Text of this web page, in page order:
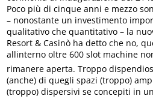
Poco più di cinque anni e mezzo
– nonostante un investimento
qualitativo che quantitativo – la
Resort & Casinò ha detto che no,
allinterno oltre 600 slot machine
rimanere aperta. Troppo
(anche) di quegli spazi (troppo)
(troppo) dispersivi se concepiti in